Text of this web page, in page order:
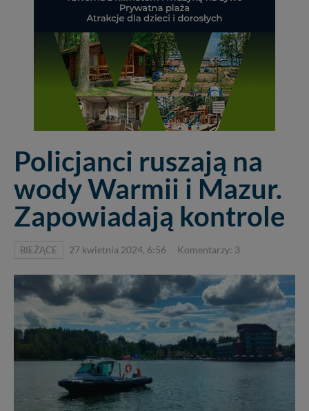
Policjanci ruszają na
wody Warmii i Mazur.
Zapowiadają kontrole
BIEŻĄCE 27 kwietnia 2024, 6:56 Komentarzy: 3